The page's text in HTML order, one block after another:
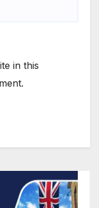
in this